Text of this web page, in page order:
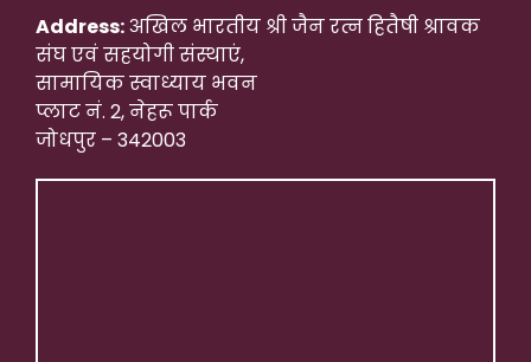
Address:अखिल भारतीय श्री जैन रत्न हितैषी श्रावक
संघ एवं सहयोगी संस्थाएं,
सामायिक स्वाध्याय भवन
प्लाट नं. 2, नेहरू पार्क
जोधपुर – 342003